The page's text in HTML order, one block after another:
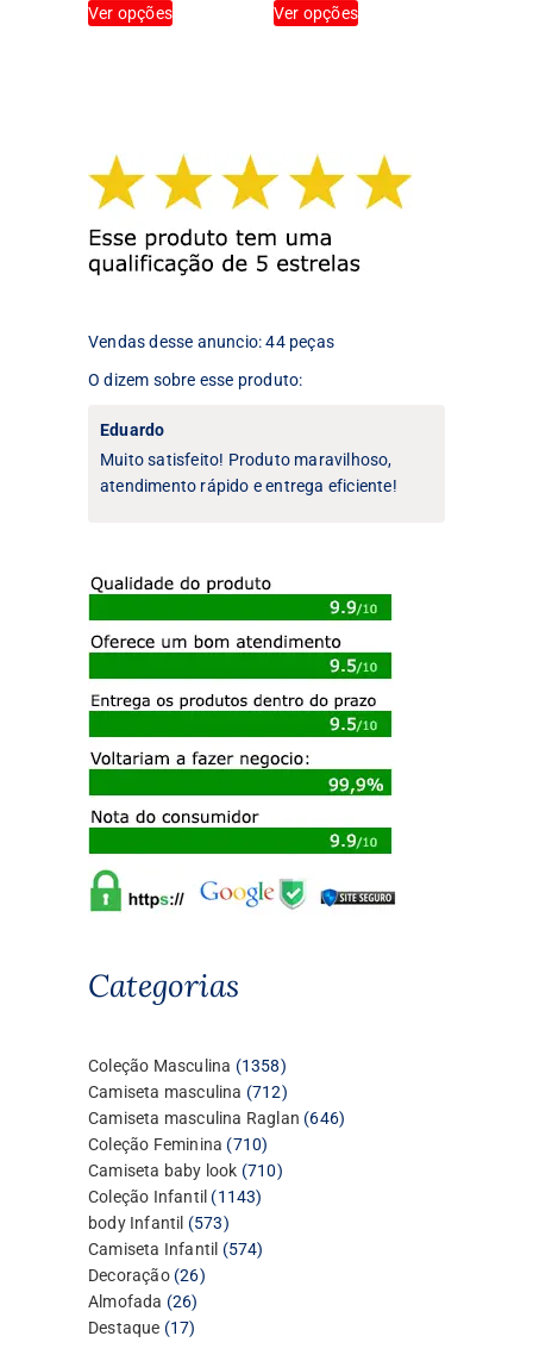
Ver opçõesproduto
opções
podem
ser
escolhidas
na
produto
Ver opçõesproduto
opções
podem
ser
na
Vendas desse anuncio: 44 peças
O dizem sobre esse produto:
Eduardo
Muito satisfeito! Produto maravilhoso,
atendimento rápido e entrega eficiente!
Categorias
Coleção Masculina 13581358
produtos
Camiseta masculina 712712
produtos
Camiseta masculina Raglan 646646
Coleção Feminina 710710
produtos
Camiseta baby look 710710
Coleção Infantil 11431143
body Infantil 573573
produtos
Camiseta Infantil 574574
Decoração 2626
Almofada 2626
produtos
Destaque 1717